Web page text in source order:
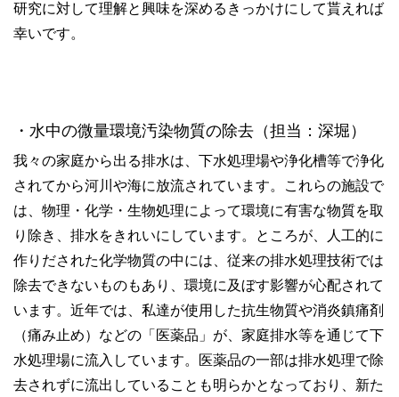
研究に対して理解と興味を深めるきっかけにして貰えれば
幸いです。
・水中の微量環境汚染物質の除去（担当：深堀）
我々の家庭から出る排水は、下水処理場や浄化槽等で浄化
されてから河川や海に放流されています。これらの施設で
は、物理・化学・生物処理によって環境に有害な物質を取
り除き、排水をきれいにしています。ところが、人工的に
作りだされた化学物質の中には、従来の排水処理技術では
除去できないものもあり、環境に及ぼす影響が心配されて
います。近年では、私達が使用した抗生物質や消炎鎮痛剤
（痛み止め）などの「医薬品」が、家庭排水等を通じて下
水処理場に流入しています。医薬品の一部は排水処理で除
去されずに流出していることも明らかとなっており、新た